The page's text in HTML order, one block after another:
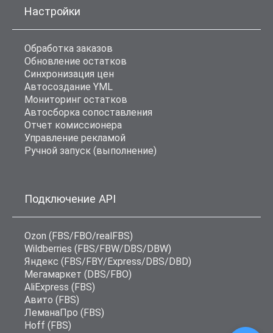
Настройки
Обработка заказов
Обновление остатков
Синхронизация цен
Автосоздание YML
Мониторинг остатков
Автосборка сопоставления
Отчет комиссионера
Управление рекламой
Ручной запуск (выполнение)
Подключение API
Ozon (FBS/FBO/realFBS)
Wildberries (FBS/FBW/DBS/DBW)
Яндекс (FBS/FBY/Express/DBS/DBD)
Мегамаркет (DBS/FBO)
AliExpress (FBS)
Авито (FBS)
ЛеманаПро (FBS)
Hoff (FBS)